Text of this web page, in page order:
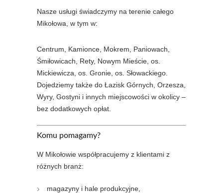
Nasze usługi świadczymy na terenie całego
Mikołowa, w tym w:
Centrum, Kamionce, Mokrem, Paniowach,
Śmiłowicach, Rety, Nowym Mieście, os.
Mickiewicza, os. Gronie, os. Słowackiego.
Dojedziemy także do Łazisk Górnych, Orzesza,
Wyry, Gostyni i innych miejscowości w okolicy –
bez dodatkowych opłat.
Komu pomagamy?
W Mikołowie współpracujemy z klientami z
różnych branż:
magazyny i hale produkcyjne,